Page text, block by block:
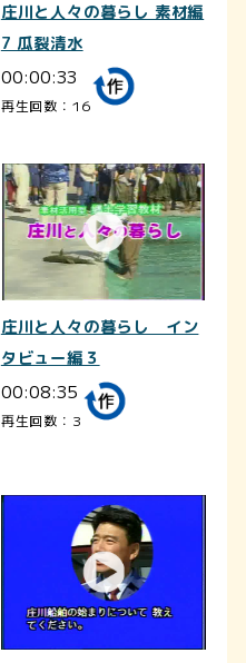
庄川と人々の暮らし 素材編
7 瓜裂清水
00:00:33
再生回数：16
庄川と人々の暮らし イン
タビュー編３
00:08:35
再生回数：3